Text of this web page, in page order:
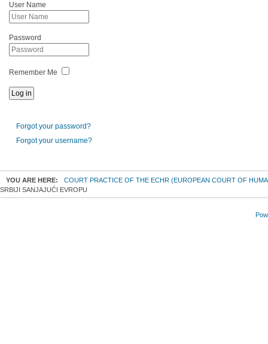
User Name
Password
Remember Me
Forgot your password?
Forgot your username?
YOU ARE HERE:
COURT PRACTICE OF THE ECHR (EUROPEAN COURT OF
SRBIJI SANJAJUĆI EVROPU